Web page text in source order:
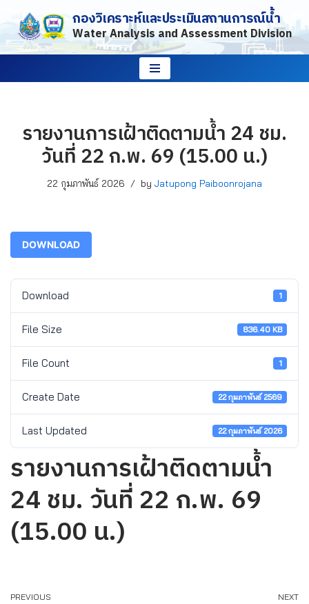
Skip
to
กองวิเคราะห์และประเมินสถานการณ์น้ำ
Water Analysis and Assessment Division
รายงานการเฝ้าติดตามน้ำ 24 ชม.
วันที่ 22 ก.พ. 69 (15.00 น.)
22 กุมภาพันธ์ 2026 by Jatupong Paiboonrojana
DOWNLOAD
Download 1
File Size 836.40 KB
File Count 1
Create Date 22 กุมภาพันธ์ 2569
Last Updated 22 กุมภาพันธ์ 2026
รายงานการเฝ้าติดตามน้ำ
24 ชม. วันที่ 22 ก.พ. 69
(15.00 น.)
PREVIOUS NEXT